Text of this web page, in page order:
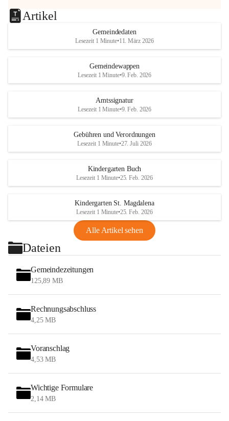
Artikel
Gemeindedaten
Lesezeit 1 Minute•11. März 2026
Gemeindewappen
Lesezeit 1 Minute•9. Feb. 2026
Amtssignatur
Lesezeit 1 Minute•9. Feb. 2026
Gebühren und Verordnungen
Lesezeit 1 Minute•27. Juli 2026
Kindergarten Buch
Lesezeit 1 Minute•25. Feb. 2026
Kindergarten St. Magdalena
Lesezeit 1 Minute•25. Feb. 2026
Alle Artikel sehen
Dateien
Gemeindezeitungen
125,89 MB
Rechnungsabschluss
4,25 MB
Voranschlag
4,53 MB
Wichtige Formulare
2,14 MB